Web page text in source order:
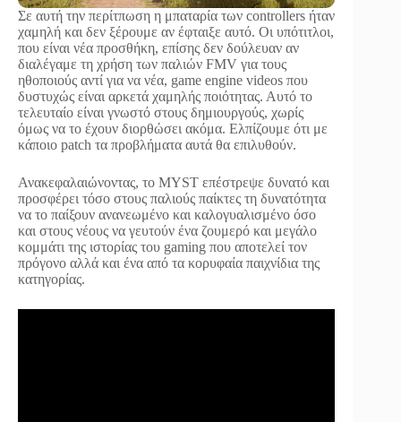
Σε αυτή την περίτπωση η μπαταρία των controllers ήταν
χαμηλή και δεν ξέρουμε αν έφταιξε αυτό. Οι υπότιτλοι,
που είναι νέα προσθήκη, επίσης δεν δούλευαν αν
διαλέγαμε τη χρήση των παλιών FMV για τους
ηθοποιούς αντί για να νέα, game engine videos που
δυστυχώς είναι αρκετά χαμηλής ποιότητας. Αυτό το
τελευταίο είναι γνωστό στους δημιουργούς, χωρίς
όμως να το έχουν διορθώσει ακόμα. Ελπίζουμε ότι με
κάποιο patch τα προβλήματα αυτά θα επιλυθούν.
Ανακεφαλαιώνοντας, το MYST επέστρεψε δυνατό και
προσφέρει τόσο στους παλιούς παίκτες τη δυνατότητα
να το παίξουν ανανεωμένο και καλογυαλισμένο όσο
και στους νέους να γευτούν ένα ζουμερό και μεγάλο
κομμάτι της ιστορίας του gaming που αποτελεί τον
πρόγονο αλλά και ένα από τα κορυφαία παιχνίδια της
κατηγορίας.